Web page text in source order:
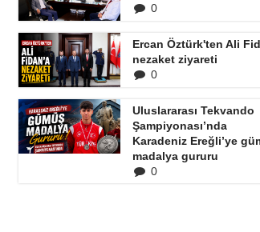
0
Ercan Öztürk'ten Ali
nezaket ziyareti
0
Uluslararası Tekvando
Şampiyonası’nda
Karadeniz Ereğli’ye
madalya gururu
0